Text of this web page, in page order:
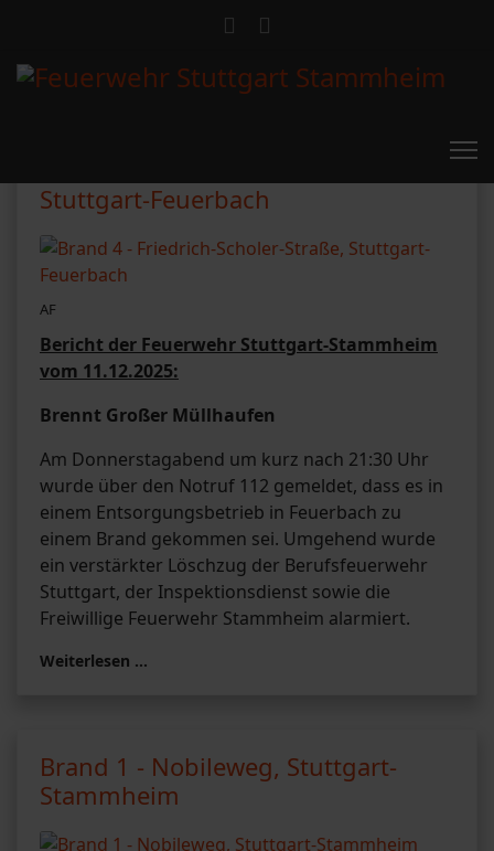
Stuttgart-Feuerbach
AF
Bericht der Feuerwehr Stuttgart-Stammheim
vom 11.12.2025:
Brennt Großer Müllhaufen
Am Donnerstagabend um kurz nach 21:30 Uhr
wurde über den Notruf 112 gemeldet, dass es in
einem Entsorgungsbetrieb in Feuerbach zu
einem Brand gekommen sei. Umgehend wurde
ein verstärkter Löschzug der Berufsfeuerwehr
Stuttgart, der Inspektionsdienst sowie die
Freiwillige Feuerwehr Stammheim alarmiert.
Weiterlesen …
Brand 1 - Nobileweg, Stuttgart-
Stammheim